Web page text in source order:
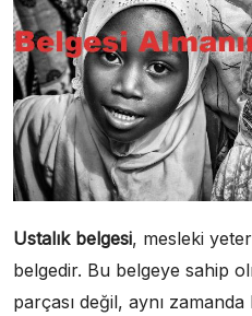
Ustalık belgesi, mesleki
belgedir. Bu belgeye sahip
parçası değil, aynı